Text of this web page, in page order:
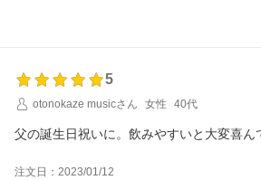
5
otonokaze musicさん
女性 40代
父の誕生日祝いに。飲みやすいと大変喜ん
注文日：2023/01/12